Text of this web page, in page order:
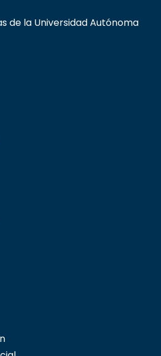
de la Universidad Autónoma